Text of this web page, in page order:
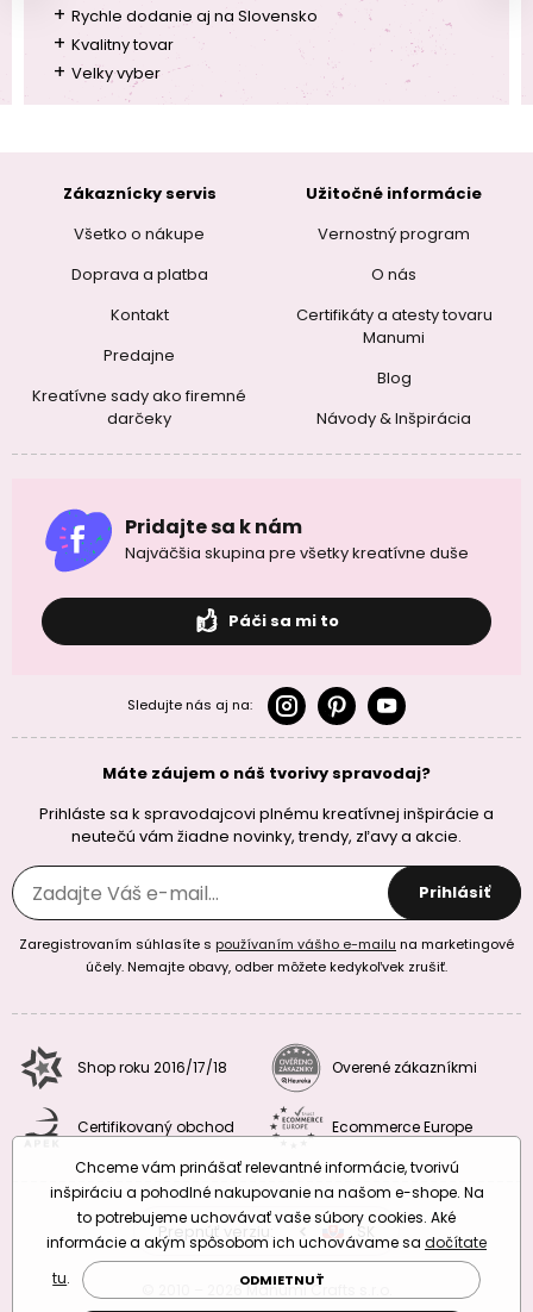
+ Rychle dodanie aj na Slovensko
+ Kvalitny tovar
+ Velky vyber
Zákaznícky servis
Všetko o nákupe
Doprava a platba
Kontakt
Predajne
Kreatívne sady ako firemné
darčeky
Užitočné informácie
Vernostný program
O nás
Certifikáty a atesty tovaru
Manumi
Blog
Návody & Inšpirácia
Pridajte sa k nám
Najväčšia skupina pre všetky kreatívne duše
Páči sa mi to
Sledujte nás aj na:
Máte záujem o náš tvorivy spravodaj?
Prihláste sa k spravodajcovi plnému kreatívnej inšpirácie a
neutečú vám žiadne novinky, trendy, zľavy a akcie.
Prihlásiť
Zaregistrovaním súhlasíte s používaním vášho e-mailu na marketingové
účely. Nemajte obavy, odber môžete kedykoľvek zrušiť.
Shop roku 2016/17/18 Overené zákazníkmi
Certifikovaný obchod Ecommerce Europe
Prepnúť verziu: CZSK
© 2010 – 2026 Manumi Crafts s.r.o.
Chceme vám prinášať relevantné informácie, tvorivú
inšpiráciu a pohodlné nakupovanie na našom e-shope. Na
to potrebujeme uchovávať vaše súbory cookies. Aké
informácie a akým spôsobom ich uchovávame sa dočítate
tu. ODMIETNUŤ